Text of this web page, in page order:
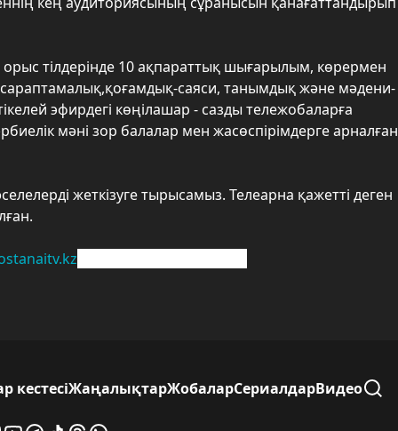
орыс тілдерінде 10 ақпараттық шығарылым, көрермен
саяси, танымдық және мәдени-
эфирдегі көңілашар - сазды тележобаларға
мәні зор балалар мен жасөспірімдерге арналған
жеткізуге тырысамыз. Телеарна қажетті деген
кестесіЖаңалықтарЖобаларСериалдарВидео